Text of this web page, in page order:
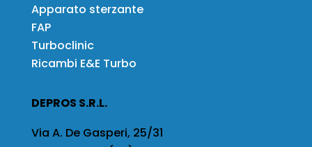
Apparato sterzante
FAP
Turboclinic
Ricambi E&E Turbo
DEPROS S.R.L.
Via A. De Gasperi, 25/31